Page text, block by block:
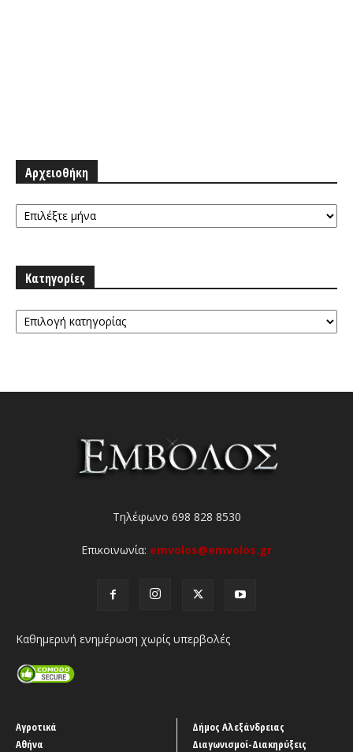
Αρχειοθήκη
Αρχειοθήκη
Κατηγορίες
Κατηγορίες
Τηλέφωνο 698 828 8530
Επικοινωνία: emvolos@emvolos.gr
Καθημερινή ενημέρωση χωρίς υπερβολές
Αγροτικά
Αθήνα
Δήμος Αλεξάνδρειας
Διαγωνισμοί-Διακηρύξεις